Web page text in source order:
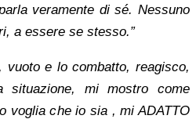
veramente di sé. Nessuno
a essere se stesso.”
vuoto e lo combatto, reagisco,
situazione, mi mostro come
voglia che io sia , mi ADATTO